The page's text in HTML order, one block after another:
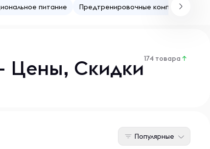
питание Предтренировочные комплексы
Цены, Скидки174 товара ↑
Популярные